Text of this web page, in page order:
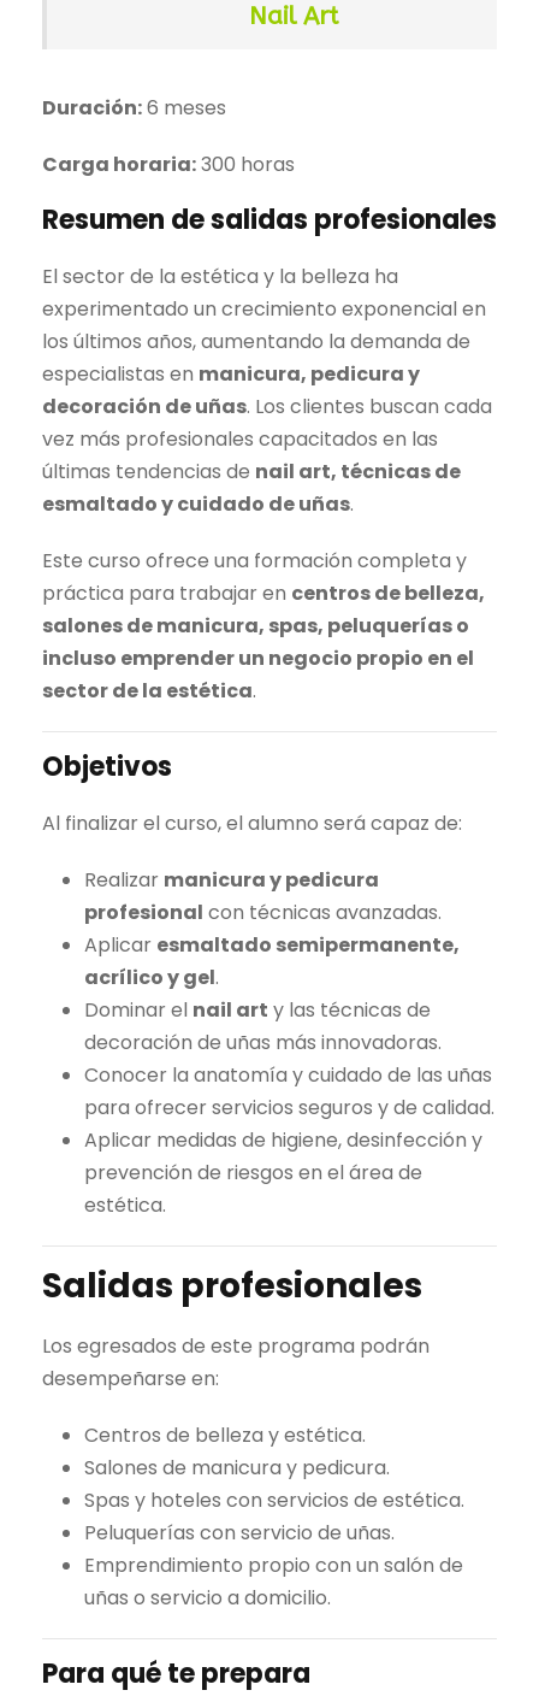
r
g
i
a
l
e
r
a
:
1
.
8
0
,
0
0
a
e
s
:
2
5
0
,
0
€
.
Nail Art
Duración:6 meses
Carga horaria:300 horas
Resumen de salidas profesionales
El sector de la estética y la belleza ha
experimentado un crecimiento exponencial en
los últimos años, aumentando la demanda de
especialistas en manicura, pedicura y
decoración de uñas. Los clientes buscan cada
vez más profesionales capacitados en las
últimas tendencias de nail art, técnicas de
esmaltado y cuidado de uñas.
Este curso ofrece una formación completa y
práctica para trabajar en centros de belleza,
salones de manicura, spas, peluquerías o
incluso emprender un negocio propio en el
sector de la estética.
Objetivos
Al finalizar el curso, el alumno será capaz de:
Realizar manicura y pedicura
profesional con técnicas avanzadas.
Aplicar esmaltado semipermanente,
acrílico y gel.
Dominar el nail art y las técnicas de
decoración de uñas más innovadoras.
Conocer la anatomía y cuidado de las uñas
para ofrecer servicios seguros y de calidad.
Aplicar medidas de higiene, desinfección y
prevención de riesgos en el área de
estética.
Salidas profesionales
Los egresados de este programa podrán
desempeñarse en:
Centros de belleza y estética.
Salones de manicura y pedicura.
Spas y hoteles con servicios de estética.
Peluquerías con servicio de uñas.
Emprendimiento propio con un salón de
uñas o servicio a domicilio.
Para qué te prepara